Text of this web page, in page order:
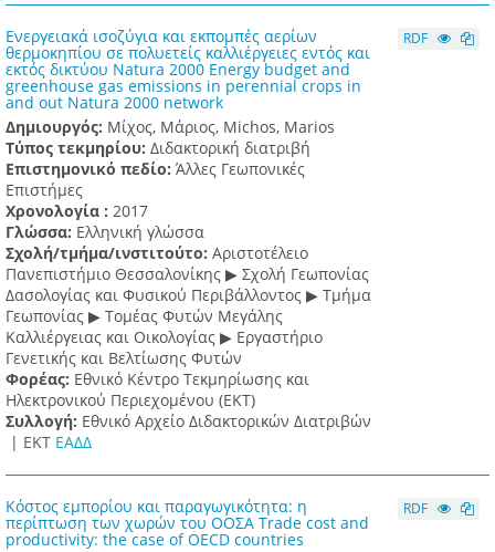
Ενεργειακά ισοζύγια και εκπομπές αερίων
θερμοκηπίου σε πολυετείς καλλιέργειες εντός και
εκτός δικτύου Natura 2000 Energy budget and
greenhouse gas emissions in perennial crops in
and out Natura 2000 network
Δημιουργός: Μίχος, Μάριος, Michos, Marios
Τύπος τεκμηρίου: Διδακτορική διατριβή
Επιστημονικό πεδίο: Άλλες Γεωπονικές
Επιστήμες
Χρονολογία : 2017
Γλώσσα: Ελληνική γλώσσα
Σχολή/τμήμα/ινστιτούτο: Αριστοτέλειο
Πανεπιστήμιο Θεσσαλονίκης ▶ Σχολή Γεωπονίας
Δασολογίας και Φυσικού Περιβάλλοντος ▶ Τμήμα
Γεωπονίας ▶ Τομέας Φυτών Μεγάλης
Καλλιέργειας και Οικολογίας ▶ Εργαστήριο
Γενετικής και Βελτίωσης Φυτών
Φορέας: Εθνικό Κέντρο Τεκμηρίωσης και
Ηλεκτρονικού Περιεχομένου (ΕΚΤ)
Συλλογή: Εθνικό Αρχείο Διδακτορικών Διατριβών
| ΕΚΤ ΕΑΔΔ
RDF
Κόστος εμπορίου και παραγωγικότητα: η
περίπτωση των χωρών του ΟΟΣΑ Trade cost and
productivity: the case of OECD countries
RDF